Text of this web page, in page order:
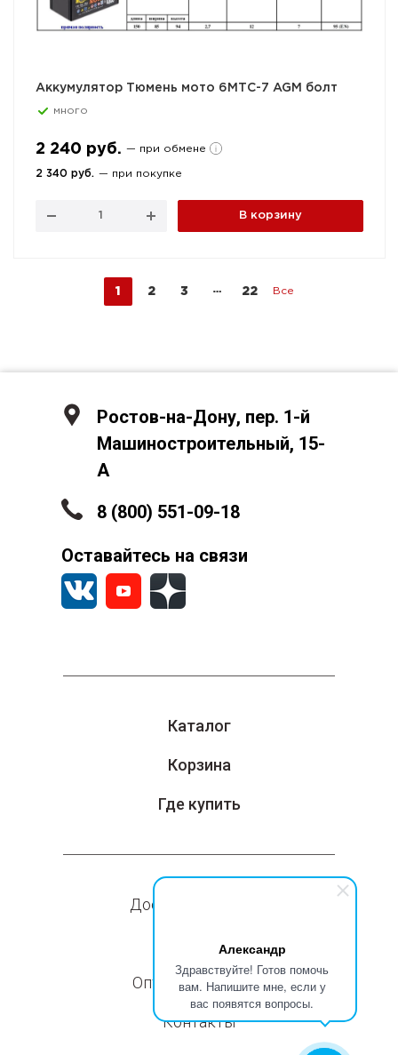
Александр
Здравствуйте! Готов помочь
вам. Напишите мне, если у
вас появятся вопросы.
Аккумулятор Тюмень мото 6МТС-7 AGM болт
много
2 240 руб. — при обмене
2 340 руб. — при покупке
В корзину
1 2 3 22 Все
Каталог
Корзина
Где купить
Доставка и оплата
Компания
Оптовые продажи
Контакты
Ростов-на-Дону, пер. 1-й
Машиностроительный, 15-
А
8 (800) 551-09-18
Оставайтесь на связи